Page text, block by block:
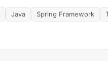
Java Spring Framework